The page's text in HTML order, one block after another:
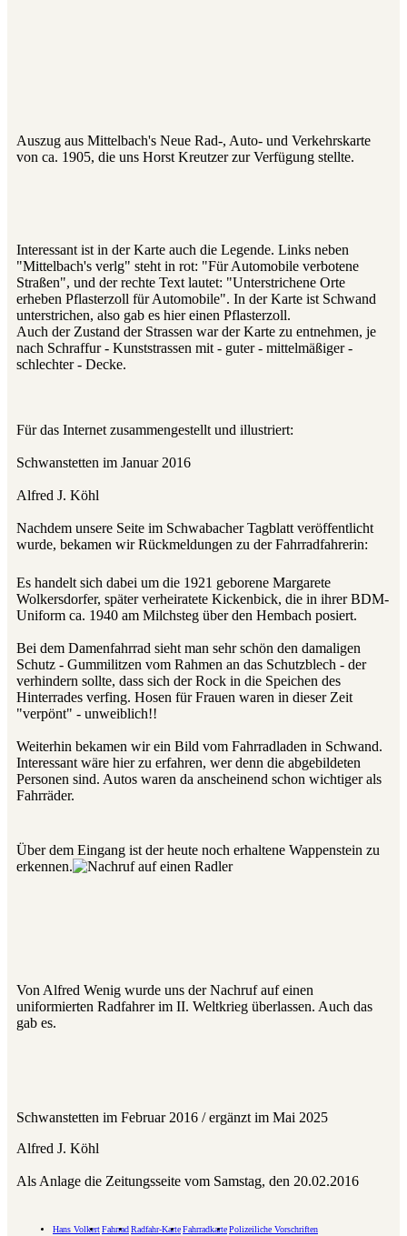
Auszug aus Mittelbach's Neue Rad-, Auto- und Verkehrskarte
von ca. 1905, die uns Horst Kreutzer zur Verfügung stellte.
Interessant ist in der Karte auch die Legende. Links neben
"Mittelbach's verlg" steht in rot: "Für Automobile verbotene
Straßen", und der rechte Text lautet: "Unterstrichene Orte
erheben Pflasterzoll für Automobile". In der Karte ist Schwand
unterstrichen, also gab es hier einen Pflasterzoll.
Auch der Zustand der Strassen war der Karte zu entnehmen, je
nach Schraffur - Kunststrassen mit - guter - mittelmäßiger -
schlechter - Decke.
Für das Internet zusammengestellt und illustriert:
Schwanstetten im Januar 2016
Alfred J. Köhl
Nachdem unsere Seite im Schwabacher Tagblatt veröffentlicht
wurde, bekamen wir Rückmeldungen zu der Fahrradfahrerin:
Es handelt sich dabei um die 1921 geborene Margarete
Wolkersdorfer, später verheiratete Kickenbick, die in ihrer BDM-
Uniform ca. 1940 am Milchsteg über den Hembach posiert.
Bei dem Damenfahrrad sieht man sehr schön den damaligen
Schutz - Gummilitzen vom Rahmen an das Schutzblech - der
verhindern sollte, dass sich der Rock in die Speichen des
Hinterrades verfing. Hosen für Frauen waren in dieser Zeit
"verpönt" - unweiblich!!
Weiterhin bekamen wir ein Bild vom Fahrradladen in Schwand.
Interessant wäre hier zu erfahren, wer denn die abgebildeten
Personen sind. Autos waren da anscheinend schon wichtiger als
Fahrräder.
Über dem Eingang ist der heute noch erhaltene Wappenstein zu
erkennen.
Von Alfred Wenig wurde uns der Nachruf auf einen
uniformierten Radfahrer im II. Weltkrieg überlassen. Auch das
gab es.
Schwanstetten im Februar 2016 / ergänzt im Mai 2025
Alfred J. Köhl
Als Anlage die Zeitungsseite vom Samstag, den 20.02.2016
Hans VolkertFahrradRadfahr-KarteFahrradkartePolizeiliche Vorschriften